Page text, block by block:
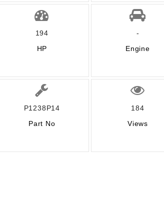
194
HP
-
Engine
P1238P14
Part No
184
Views